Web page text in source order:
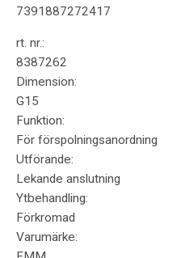
7391887272417
rt. nr.:
8387262
Dimension:
G15
Funktion:
För förspolningsanordning
Utförande:
Lekande anslutning
Ytbehandling:
Förkromad
Varumärke: